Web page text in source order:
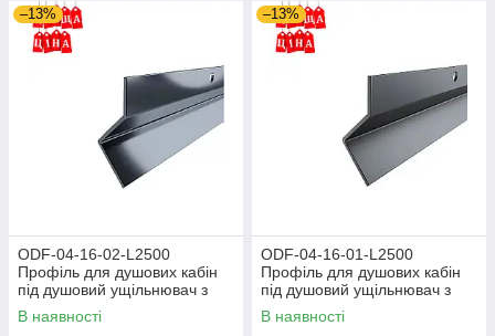
–13%
ODF-04-16-02-L2500
Профіль для душових кабін
під душовий ущільнювач з
отворами під метиз,
полірований
В наявності
–13%
ODF-04-16-01-L2500
Профіль для душових кабін
під душовий ущільнювач з
отворами під метиз, матовий
В наявності